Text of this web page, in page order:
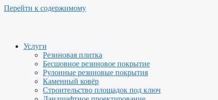
Перейти к содержимому
Услуги
Резиновая плитка
Бесшовное резиновое покрытие
Рулонные резиновые покрытия
Каменный ковёр
Строительство площадок под ключ